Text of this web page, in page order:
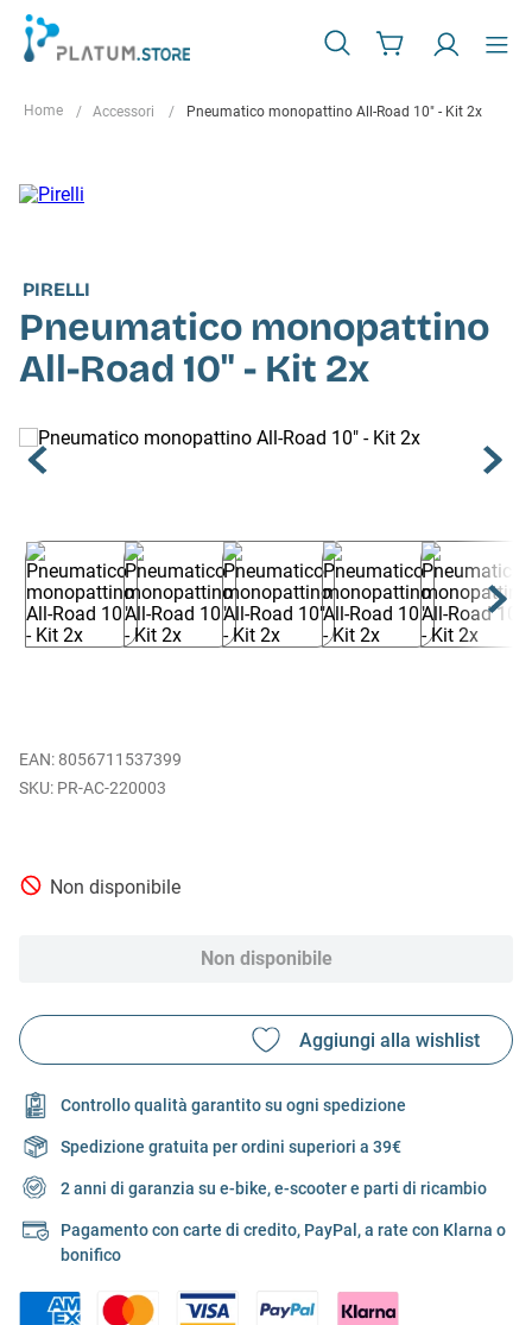
Accessori Pneumatico monopattino All-Road 10" - Kit 2x
PIRELLI
Pneumatico monopattino
All-Road 10" - Kit 2x
EAN: 8056711537399
PR-AC-220003
Non disponibile
Non disponibile
Controllo qualità garantito su ogni spedizione
Spedizione gratuita per ordini superiori a 39€
2 anni di garanzia su e-bike, e-scooter e parti di ricambio
Pagamento con carte di credito, PayPal, a rate con Klarna o
bonifico